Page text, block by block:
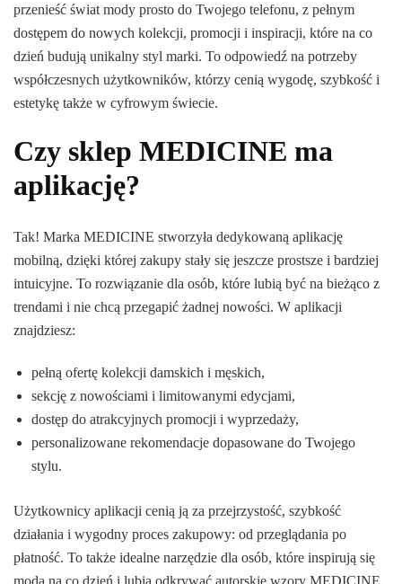
przenieść świat mody prosto do Twojego telefonu, z pełnym
dostępem do nowych kolekcji, promocji i inspiracji, które na co
dzień budują unikalny styl marki. To odpowiedź na potrzeby
współczesnych użytkowników, którzy cenią wygodę, szybkość i
estetykę także w cyfrowym świecie.
Czy sklep MEDICINE ma
aplikację?
Tak! Marka MEDICINE stworzyła dedykowaną aplikację
mobilną, dzięki której zakupy stały się jeszcze prostsze i bardziej
intuicyjne. To rozwiązanie dla osób, które lubią być na bieżąco z
trendami i nie chcą przegapić żadnej nowości. W aplikacji
znajdziesz:
pełną ofertę kolekcji damskich i męskich,
sekcję z nowościami i limitowanymi edycjami,
dostęp do atrakcyjnych promocji i wyprzedaży,
personalizowane rekomendacje dopasowane do Twojego
stylu.
Użytkownicy aplikacji cenią ją za przejrzystość, szybkość
działania i wygodny proces zakupowy: od przeglądania po
płatność. To także idealne narzędzie dla osób, które inspirują się